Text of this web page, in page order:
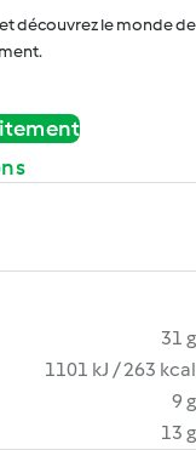
découvrez le monde de
31 g
1101 kJ / 263 kcal
9 g
13 g